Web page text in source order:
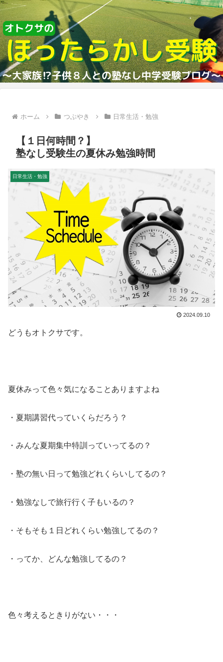
ホーム つぶやき 日常生活・勉強
【１日何時間？】
塾なし受験生の夏休み勉強時間
日常生活・勉強
2024.09.10
どうもオトクサです。
夏休みって色々気になることありますよね
・夏期講習代っていくらだろう？
・みんな夏期集中特訓っていってるの？
・塾の無い日って勉強どれくらいしてるの？
・勉強なしで旅行行く子もいるの？
・そもそも１日どれくらい勉強してるの？
・ってか、どんな勉強してるの？
色々考えるときりがない・・・